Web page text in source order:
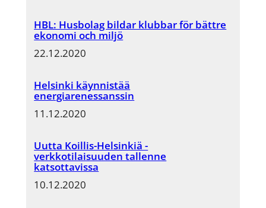
HBL: Husbolag bildar klubbar för bättre
ekonomi och miljö
22.12.2020
Helsinki käynnistää
energiarenessanssin
11.12.2020
Uutta Koillis-Helsinkiä -
verkkotilaisuuden tallenne
katsottavissa
10.12.2020